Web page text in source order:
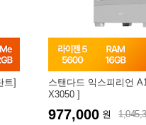
트]
스탠다드 익스피리언
X3050 ]
977,000 원